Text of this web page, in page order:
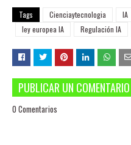
Tags Cienciaytecnologia IA
ley europea IA
Regulación IA
PUBLICAR UN COMENTARIO
0 Comentarios